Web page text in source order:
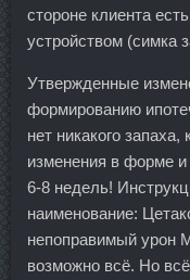
стороне клиента
устройством (симка
Утвержденные
формированию
нет никакого
изменения в форме
6-8 недель!
наименование:
непоправимый урон
возможно всё. Но